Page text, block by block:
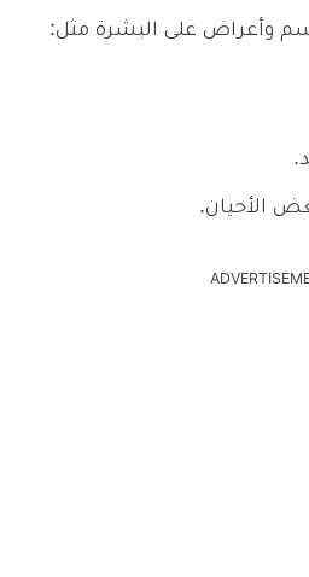
وأعراض على البشرة مثل:
الأحيان.